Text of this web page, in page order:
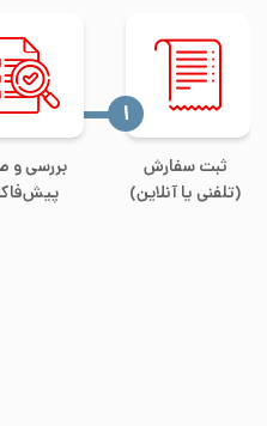
ثبت سفارش
(تلفنی یا آنلاین)
‍۱
بررسی و